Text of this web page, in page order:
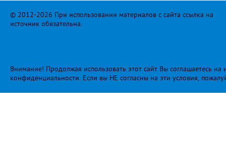
© 2012-2026 При использовании материалов с сайта ссылка на
источник обязательна.
Внимание! Продолжая использовать этот сайт Вы соглашаетесь
конфиденциальности. Если вы НЕ согласны на эти условия,